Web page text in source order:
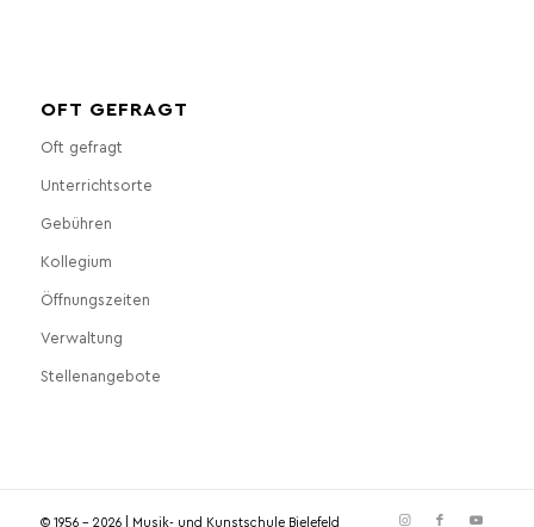
OFT GEFRAGT
Oft gefragt
Unterrichtsorte
Gebühren
Kollegium
Öffnungszeiten
Verwaltung
Stellenangebote
© 1956 - 2026 | Musik- und Kunstschule Bielefeld